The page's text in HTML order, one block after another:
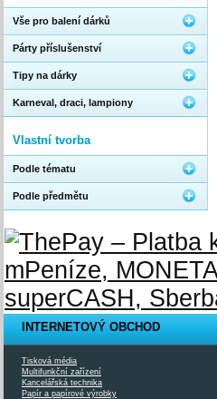
Vše pro balení dárků
Párty příslušenství
Tipy na dárky
Karneval, draci, lampiony
Vlastní tvorba
Podle tématu
Podle předmětu
INTERNETOVÝ OBCHOD
Tisková média
Multifunkční zařízení
Kancelářská technika
Papír a papírové výrobky